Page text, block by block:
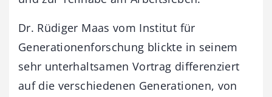
Dr. Rüdiger Maas vom Institut für
Generationenforschung blickte in seinem
sehr unterhaltsamen Vortrag differenziert
auf die verschiedenen Generationen, von